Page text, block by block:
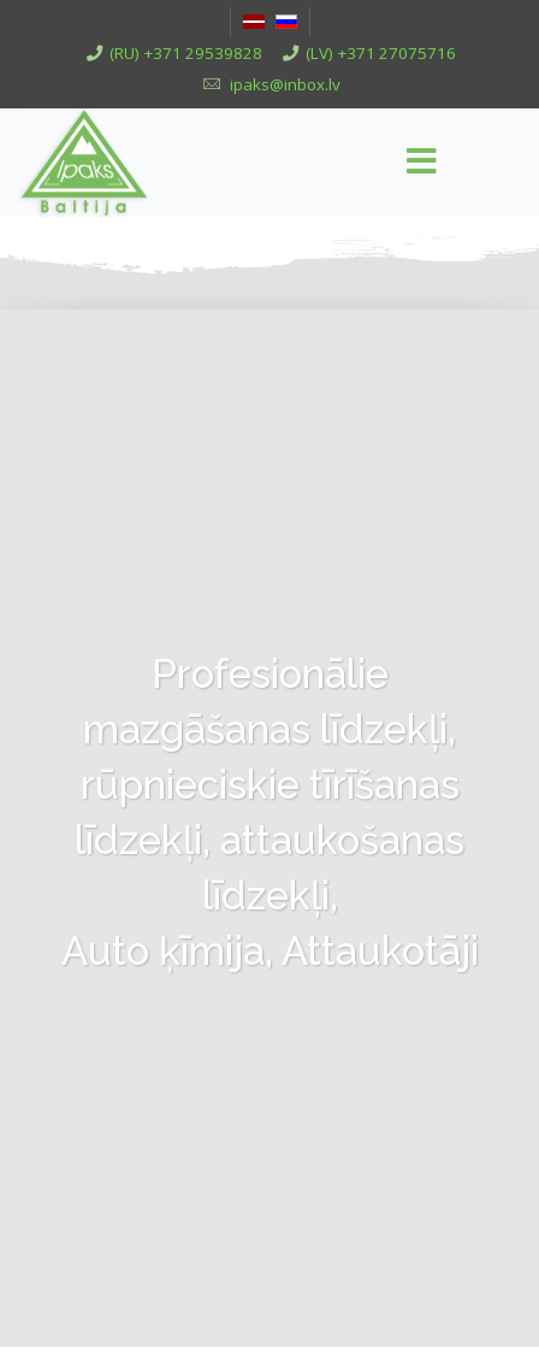
(RU) +371 29539828
(LV) +371 27075716
ipaks@inbox.lv
Profesionālie
mazgāšanas līdzekļi,
rūpnieciskie tīrīšanas
līdzekļi, attaukošanas
līdzekļi,
Auto ķīmija, Attaukotāji